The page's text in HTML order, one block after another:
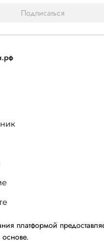
Подписаться
платформой